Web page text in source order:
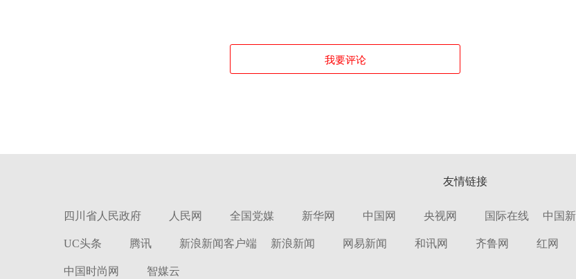
我要评论
友情链接
四川省人民政府 人民网 全国党媒 新华网 中国网 央视网 国际在线 中国
UC头条 腾讯 新浪新闻客户端 新浪新闻 网易新闻 和讯网 齐鲁网 红网
中国时尚网 智媒云